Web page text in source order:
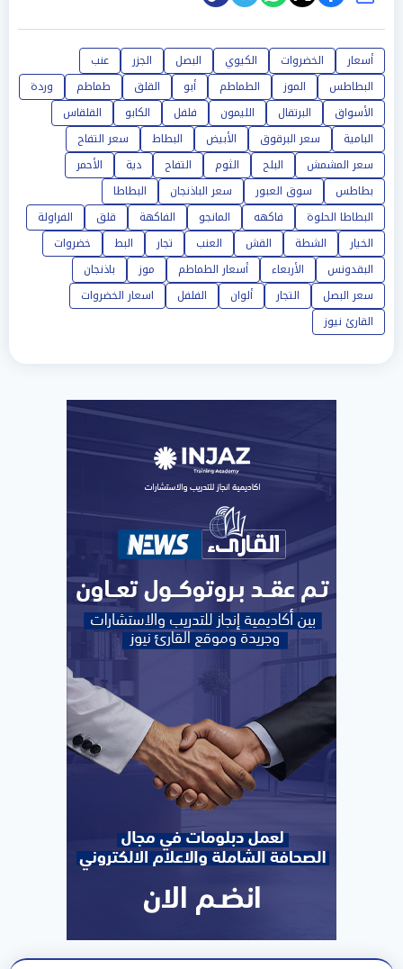
أسعار الخضروات الكيوي البصل الجزر
عنب
البطاطس
الموز الطماطم أبو القلق طماطم
وردة
الأسواق
البرتقال الليمون فلفل الكابو
القلقاس
البامية
سعر البرقوق الأبيض البطاط
سعر التفاح
سعر المشمش
البلح الثوم التفاح دية
الأحمر
بطاطس
سوق العبور سعر الباذنجان
البطاطا
البطاطا الحلوة
فاكهه المانجو الفاكهة قلق
الفراولة
الخيار
الشطة القش العنب تجار البط
خضروات
البقدونس
الأربعاء أسعار الطماطم موز
باذنجان
سعر البصل
التجار ألوان الفلفل
اسعار الخضروات
القارئ نيوز